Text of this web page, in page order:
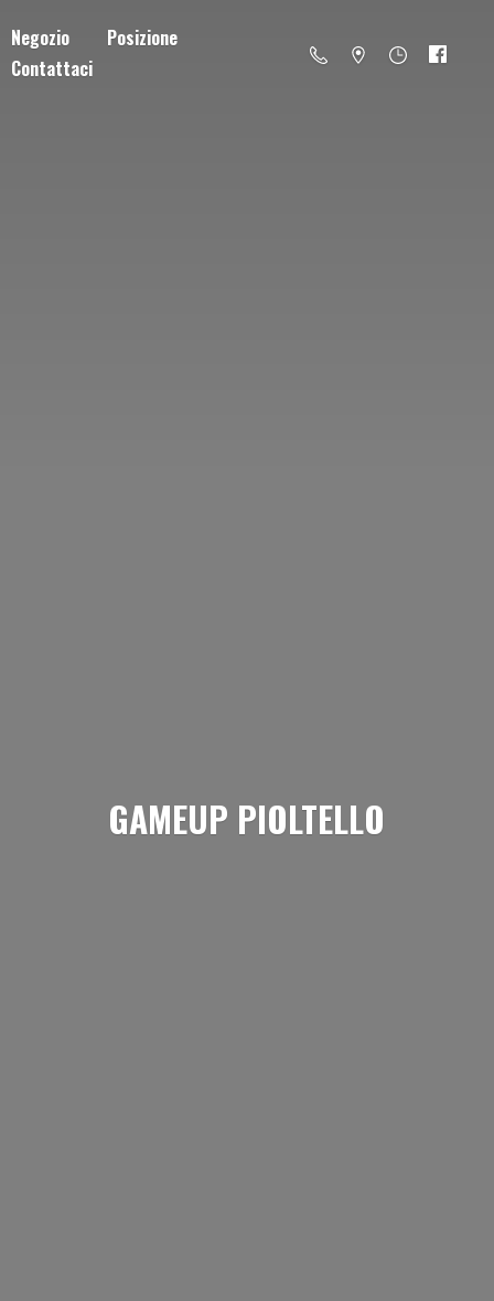
Negozio
Posizione
Contattaci
GAMEUP PIOLTELLO